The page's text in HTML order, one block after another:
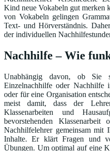
Kind neue Vokabeln gut merken
von Vokabeln gelingen
Text- und Hörverständnis.
der individuellen
Nachhilfe – Wie
Unabhängig davon, ob
Einzelnachhilfe oder Nachhilfe
oder für eine Organisation
meist damit, dass der
Klassenarbeiten und
bevorstehenden
Nachhilfelehrer gemeinsam mit
Inhalte. Er klärt Fragen und
Übungen. Um optimal auf eine